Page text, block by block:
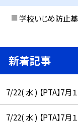
学校いじめ防止
新着記事
7/22( 水 ) 【PTA】7
7/22( 水 ) 【PTA】7月